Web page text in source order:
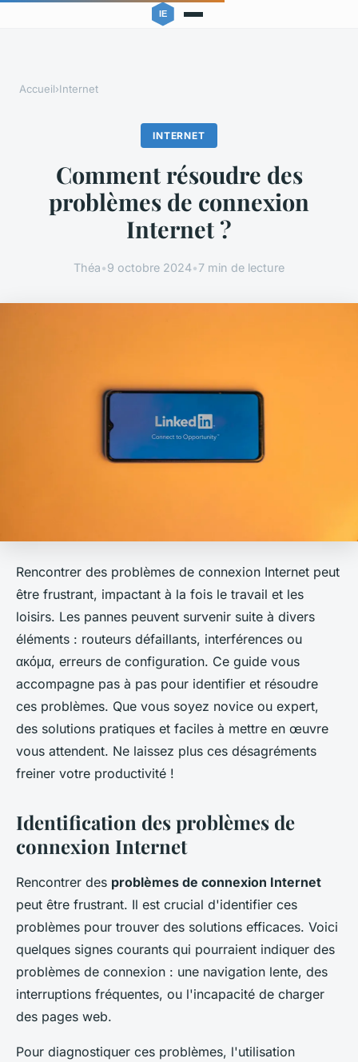
Accueil›Internet
INTERNET
Comment résoudre des
problèmes de connexion
Internet ?
Théa•9 octobre 2024•7 min de lecture
Rencontrer des problèmes de connexion Internet peut
être frustrant, impactant à la fois le travail et les
loisirs. Les pannes peuvent survenir suite à divers
éléments : routeurs défaillants, interférences ou
ακόμα, erreurs de configuration. Ce guide vous
accompagne pas à pas pour identifier et résoudre
ces problèmes. Que vous soyez novice ou expert,
des solutions pratiques et faciles à mettre en œuvre
vous attendent. Ne laissez plus ces désagréments
freiner votre productivité !
Identification des problèmes de
connexion Internet
Rencontrer des problèmes de connexion Internet
peut être frustrant. Il est crucial d'identifier ces
problèmes pour trouver des solutions efficaces. Voici
quelques signes courants qui pourraient indiquer des
problèmes de connexion : une navigation lente, des
interruptions fréquentes, ou l'incapacité de charger
des pages web.
Pour diagnostiquer ces problèmes, l'utilisation